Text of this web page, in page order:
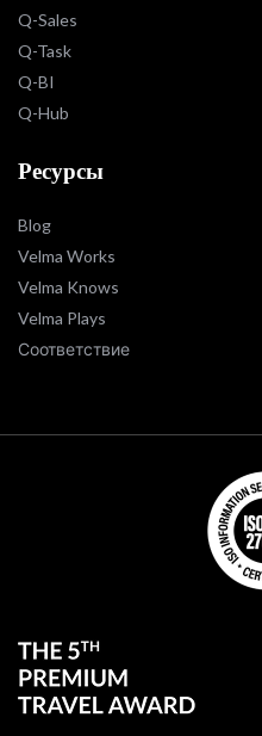
Q-Sales
Q-Task
Q-BI
Q-Hub
Ресурсы
Blog
Velma Works
Velma Knows
Velma Plays
Соответствие